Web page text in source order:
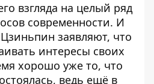
взгляда на целый ряд
современности. И
заявляют, что
интересы своих
хорошо уже то, что
ведь ещё в